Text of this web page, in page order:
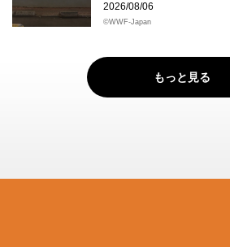
2026/08/06
©WWF-Japan
もっと見る